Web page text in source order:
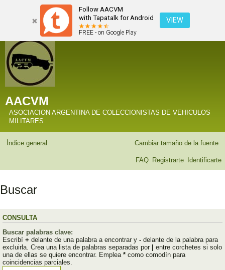
Follow AACVM
with Tapatalk for Android
FREE - on Google Play
VIEW
AACVM
ASOCIACION ARGENTINA DE COLECCIONISTAS DE VEHICULOS
MILITARES
Índice general Cambiar tamaño de la fuente
FAQ Registrarte Identificarte
Buscar
CONSULTA
Buscar palabras clave:
Escribí + delante de una palabra a encontrar y - delante de la palabra para
excluirla. Crea una lista de palabras separadas por | entre corchetes si solo
una de ellas se quiere encontrar. Emplea * como comodín para
coincidencias parciales.